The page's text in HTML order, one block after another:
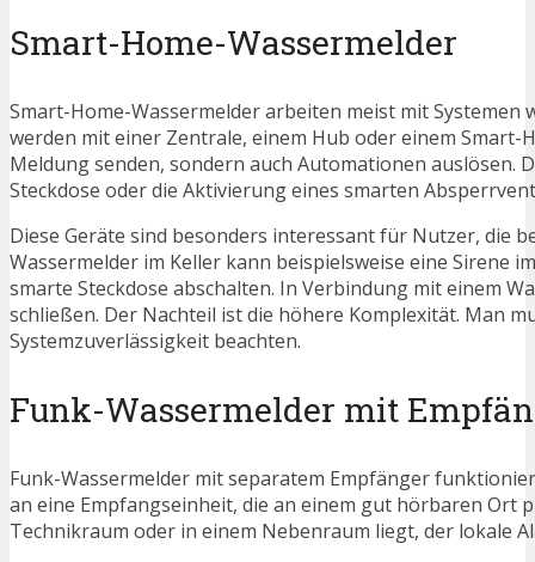
Smart-Home-Wassermelder
Smart-Home-Wassermelder arbeiten meist mit Systemen
werden mit einer Zentrale, einem Hub oder einem
Meldung senden, sondern auch Automationen auslösen.
Steckdose oder die Aktivierung eines smarten
Diese Geräte sind besonders interessant für Nutzer, die
Wassermelder im Keller kann beispielsweise eine Sirene
smarte Steckdose abschalten. In Verbindung mit einem
schließen. Der Nachteil ist die höhere Komplexität. Man
Systemzuverlässigkeit beachten.
Funk-Wassermelder mit
Funk-Wassermelder mit separatem Empfänger
an eine Empfangseinheit, die an einem gut hörbaren Ort
Technikraum oder in einem Nebenraum liegt, der lokale